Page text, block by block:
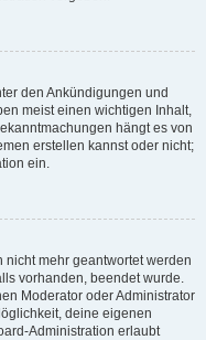
den Ankündigungen und
meist einen wichtigen Inhalt,
hängt es von
erstellen kannst oder nicht;
ein.
mehr geantwortet werden
vorhanden, beendet wurde.
Moderator oder Administrator
deine eigenen
Administration erlaubt